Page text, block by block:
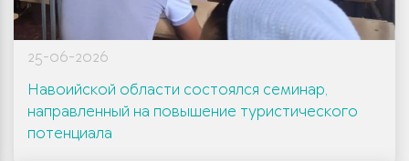
25-06-2026
Навоийской области состоялся семинар,
направленный на повышение туристического
потенциала